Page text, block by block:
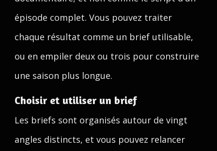
épisode complet. Vous pouvez traiter
chaque résultat comme un brief utilisable,
ou en empiler deux ou trois pour construire
une saison plus longue.
Choisir et utiliser un brief
Les briefs sont organisés autour de vingt
angles distincts, et vous pouvez relancer